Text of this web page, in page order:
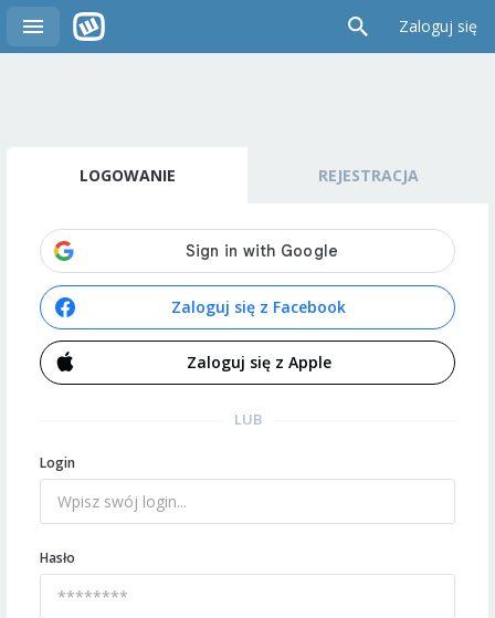
Zaloguj się
LOGOWANIE REJESTRACJA
Zaloguj się z Facebook
Zaloguj się z Apple
LUB
Login
Hasło